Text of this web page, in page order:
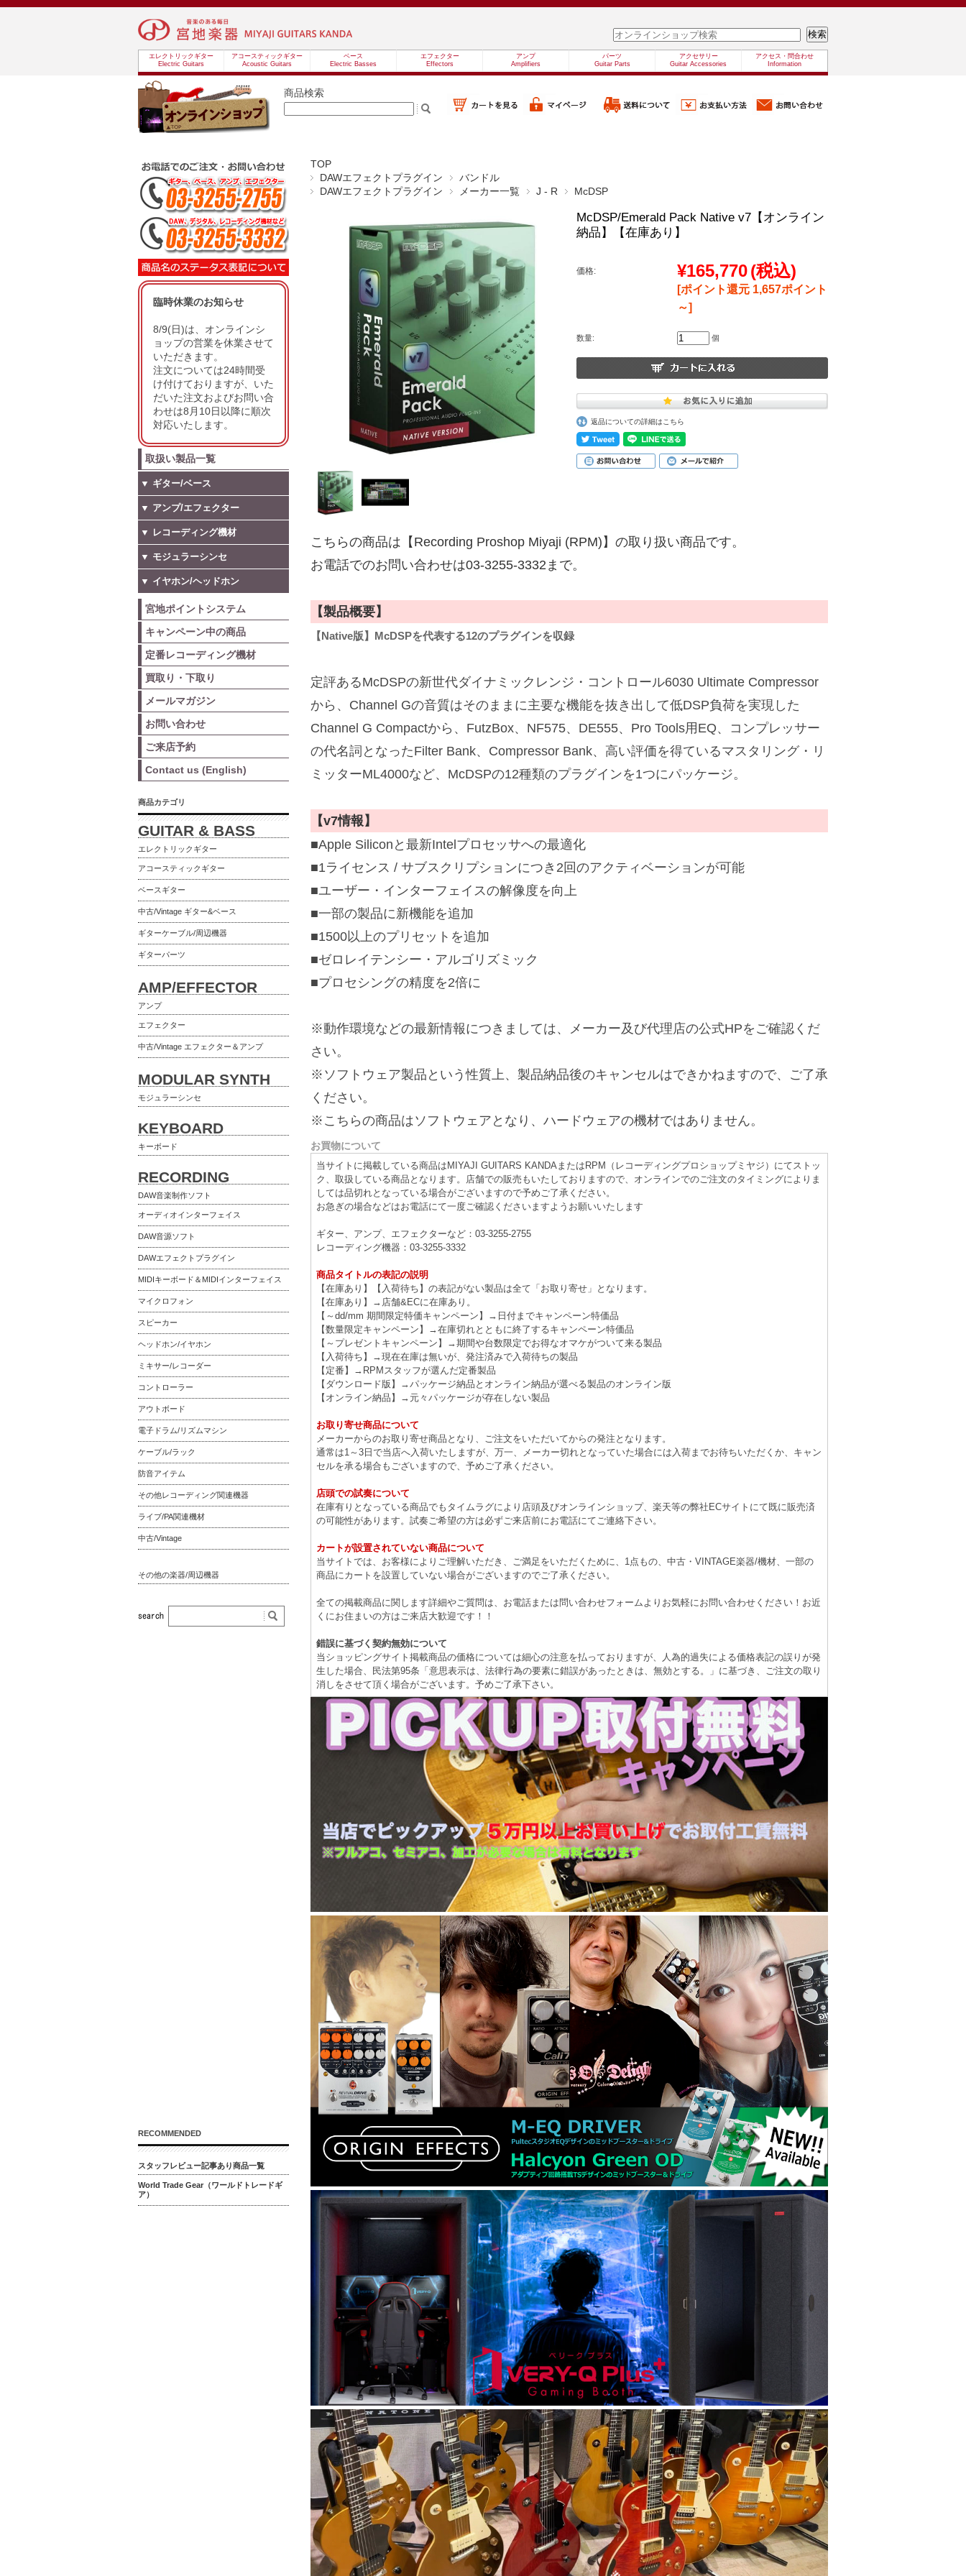
エレクトリックギター
Electric Guitars
アコースティックギター
Acoustic Guitars
ベース
Electric Basses
エフェクター
Effectors
アンプ
Amplifiers
パーツ
Guitar Parts
アクセサリー
Guitar Accessories
アクセス・問合わせ
Information
商品検索
TOP
DAWエフェクトプラグイン
バンドル
DAWエフェクトプラグイン
メーカー一覧 J - R McDSP
McDSP/Emerald Pack Native v7【オンライン
納品】【在庫あり】
価格: ¥165,770(税込)
[ポイント還元 1,657ポイント
～]
数量: 個
返品についての詳細はこちら
こちらの商品は【Recording Proshop Miyaji (RPM)】の取り扱い商品です。
お電話でのお問い合わせは03-3255-3332まで。
【製品概要】
【Native版】McDSPを代表する12のプラグインを収録
定評あるMcDSPの新世代ダイナミックレンジ・コントロール6030 Ultimate Compressor
から、Channel Gの音質はそのままに主要な機能を抜き出して低DSP負荷を実現した
Channel G Compactから、FutzBox、NF575、DE555、Pro Tools用EQ、コンプレッサー
の代名詞となったFilter Bank、Compressor Bank、高い評価を得ているマスタリング・リ
ミッターML4000など、McDSPの12種類のプラグインを1つにパッケージ。
【v7情報】
■Apple Siliconと最新Intelプロセッサへの最適化
■1ライセンス / サブスクリプションにつき2回のアクティベーションが可能
■ユーザー・インターフェイスの解像度を向上
■一部の製品に新機能を追加
■1500以上のプリセットを追加
■ゼロレイテンシー・アルゴリズミック
■プロセシングの精度を2倍に
※動作環境などの最新情報につきましては、メーカー及び代理店の公式HPをご確認くだ
さい。
※ソフトウェア製品という性質上、製品納品後のキャンセルはできかねますので、ご了承
ください。
※こちらの商品はソフトウェアとなり、ハードウェアの機材ではありません。
お買物について
当サイトに掲載している商品はMIYAJI GUITARS KANDAまたはRPM（レコーディングプロショップミヤジ）にてストッ
ク、取扱している商品となります。店舗での販売もいたしておりますので、オンラインでのご注文のタイミングによりま
しては品切れとなっている場合がございますので予めご了承ください。
お急ぎの場合などはお電話にて一度ご確認くださいますようお願いいたします
ギター、アンプ、エフェクターなど：03-3255-2755
レコーディング機器：03-3255-3332
商品タイトルの表記の説明
【在庫あり】【入荷待ち】の表記がない製品は全て「お取り寄せ」となります。
【在庫あり】→店舗&ECに在庫あり。
【～dd/mm 期間限定特価キャンペーン】→日付までキャンペーン特価品
【数量限定キャンペーン】→在庫切れとともに終了するキャンペーン特価品
【～プレゼントキャンペーン】→期間や台数限定でお得なオマケがついて来る製品
【入荷待ち】→現在在庫は無いが、発注済みで入荷待ちの製品
【定番】→RPMスタッフが選んだ定番製品
【ダウンロード版】→パッケージ納品とオンライン納品が選べる製品のオンライン版
【オンライン納品】→元々パッケージが存在しない製品
お取り寄せ商品について
メーカーからのお取り寄せ商品となり、ご注文をいただいてからの発注となります。
通常は1～3日で当店へ入荷いたしますが、万一、メーカー切れとなっていた場合には入荷までお待ちいただくか、キャン
セルを承る場合もございますので、予めご了承ください。
店頭での試奏について
在庫有りとなっている商品でもタイムラグにより店頭及びオンラインショップ、楽天等の弊社ECサイトにて既に販売済
の可能性があります。試奏ご希望の方は必ずご来店前にお電話にてご連絡下さい。
カートが設置されていない商品について
当サイトでは、お客様によりご理解いただき、ご満足をいただくために、1点もの、中古・VINTAGE楽器/機材、一部の
商品にカートを設置していない場合がございますのでご了承ください。
全ての掲載商品に関します詳細やご質問は、お電話または問い合わせフォームよりお気軽にお問い合わせください！お近
くにお住まいの方はご来店大歓迎です！！
錯誤に基づく契約無効について
当ショッピングサイト掲載商品の価格については細心の注意を払っておりますが、人為的過失による価格表記の誤りが発
生した場合、民法第95条「意思表示は、法律行為の要素に錯誤があったときは、無効とする。」に基づき、ご注文の取り
消しをさせて頂く場合がございます。予めご了承下さい。
臨時休業のお知らせ
8/9(日)は、オンラインシ
ョップの営業を休業させて
いただきます。
注文については24時間受
け付けておりますが、いた
だいた注文およびお問い合
わせは8月10日以降に順次
対応いたします。
取扱い製品一覧
▼ ギター/ベース
▼ アンプ/エフェクター
▼ レコーディング機材
▼ モジュラーシンセ
▼ イヤホン/ヘッドホン
宮地ポイントシステム
キャンペーン中の商品
定番レコーディング機材
買取り・下取り
メールマガジン
お問い合わせ
ご来店予約
Contact us (English)
商品カテゴリ
GUITAR & BASS
エレクトリックギター
アコースティックギター
ベースギター
中古/Vintage ギター&ベース
ギターケーブル/周辺機器
ギターパーツ
AMP/EFFECTOR
アンプ
エフェクター
中古/Vintage エフェクター＆アンプ
MODULAR SYNTH
モジュラーシンセ
KEYBOARD
キーボード
RECORDING
DAW音楽制作ソフト
オーディオインターフェイス
DAW音源ソフト
DAWエフェクトプラグイン
MIDIキーボード＆MIDIインターフェイス
マイクロフォン
スピーカー
ヘッドホン/イヤホン
ミキサー/レコーダー
コントローラー
アウトボード
電子ドラム/リズムマシン
ケーブル/ラック
防音アイテム
その他レコーディング関連機器
ライブ/PA関連機材
中古/Vintage
その他の楽器/周辺機器
RECOMMENDED
スタッフレビュー記事あり商品一覧
World Trade Gear（ワールドトレードギ
ア）